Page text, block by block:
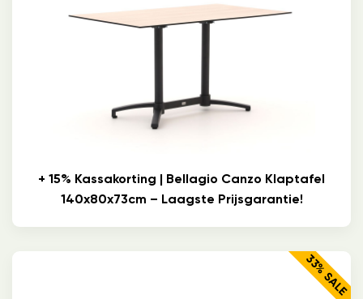
+ 15% Kassakorting | Bellagio Canzo Klaptafel
140x80x73cm – Laagste Prijsgarantie!
33% SALE